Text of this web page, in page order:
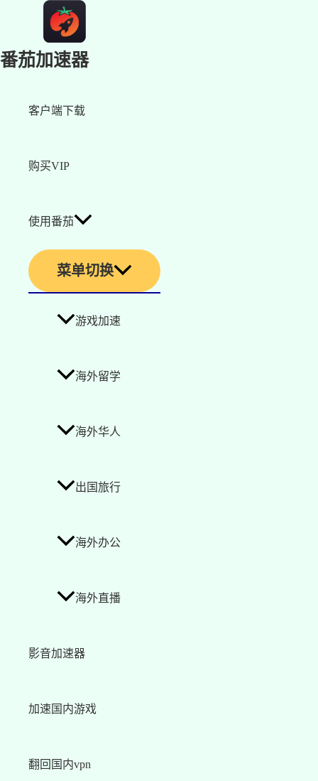
番茄加速器
客户端下载
购买VIP
使用番茄
菜单切换
游戏加速
海外留学
海外华人
出国旅行
海外办公
海外直播
影音加速器
加速国内游戏
翻回国内vpn